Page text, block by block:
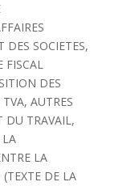
DES SOCIETES,
FISCAL
DES
AUTRES
DU TRAVAIL,
LA
DE LA